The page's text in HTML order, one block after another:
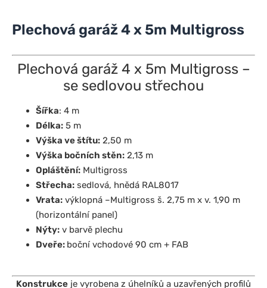
Plechová garáž 4 x 5m Multigross
Plechová garáž 4 x 5m Multigross –
se sedlovou střechou
Šířka: 4 m
Délka: 5 m
Výška ve štítu: 2,50 m
Výška bočních stěn: 2,13 m
Opláštění: Multigross
Střecha: sedlová, hnědá RAL8017
Vrata: výklopná –Multigross š. 2,75 m x v. 1,90 m
(horizontální panel)
Nýty: v barvě plechu
Dveře: boční vchodové 90 cm + FAB
Konstrukce je vyrobena z úhelníků a uzavřených profilů